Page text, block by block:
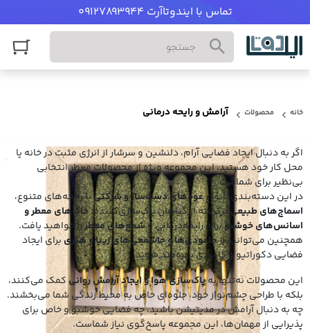
تماس با ایندوتاآرت 09127893944
خانه محصولات آرامش و رایحه درمانی
اگر به دنبال ایجاد فضایی آرام، دلنشین و سرشار از انرژی مثبت در خانه یا
محل کار خود هستید، این مجموعه ویژه از محصولات معطر انتخابی
بی‌نظیر برای شماست.
در این دسته‌بندی، انواععودهای دست‌ساز و شرکتیبا رایحه‌های متنوع،
اسماج‌های طبیعیبرگرفته از گیاهان پاک‌سازی‌کننده،خاک‌های معطر و
اسانس‌های خوشبوبرای رایحه‌درمانی وشمع‌های معطررا خواهید یافت.
همچنین می‌توانید ازجاعودی‌ها و جاشمعی‌های زیبا و هنری برای ایجاد
فضایی دکوراتیو و کاربردی بهره‌مند شوید.
این محصولات نه‌تنها بهپاک‌سازی هوا و ایجاد آرامش روانی کمک می‌کنند،
بلکه با طراحی چشم‌نواز خود، جلوه‌ای خاص به محیط زندگی شما می‌بخشند.
چه به دنبال آرامش در مدیتیشن باشید، چه فضایی خوشبو و خاص برای
پذیرایی از مهمان‌ها، این مجموعه پاسخ‌گوی نیاز شماست.